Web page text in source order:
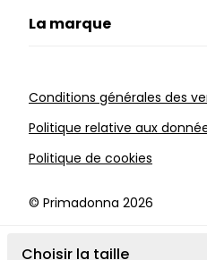
Choisir la taille
La marque
Conditions générales des
Politique relative aux
Politique de cookies
©️ Primadonna 2026